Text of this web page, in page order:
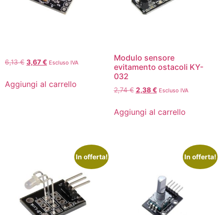
6,13€ 3,67€ Escluso IVA
Aggiungi al carrello
Modulo sensore
evitamento ostacoli KY-
032
2,74€ 2,38€ Escluso IVA
Aggiungi al carrello
In offerta! In offerta!